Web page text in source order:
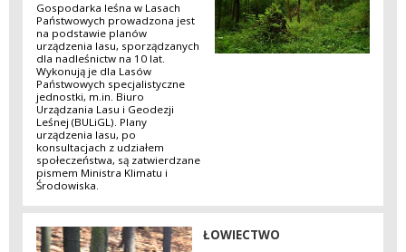
Gospodarka leśna w Lasach
Państwowych prowadzona jest
na podstawie planów
urządzenia lasu, sporządzanych
dla nadleśnictw na 10 lat.
Wykonują je dla Lasów
Państwowych specjalistyczne
jednostki, m.in. Biuro
Urządzania Lasu i Geodezji
Leśnej (BULiGL). Plany
urządzenia lasu, po
konsultacjach z udziałem
społeczeństwa, są zatwierdzane
pismem Ministra Klimatu i
Środowiska.
ŁOWIECTWO